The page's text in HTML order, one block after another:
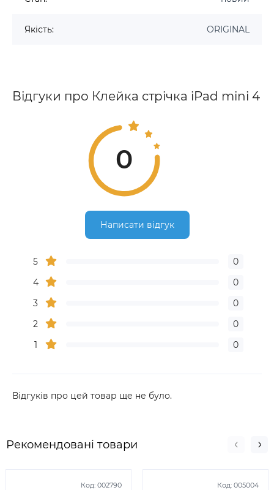
Якість: ORIGINAL
Відгуки про Клейка стрічка iPad mini 4
0
Написати відгук
5
0
4
0
3
0
2
0
1
0
Відгуків про цей товар ще не було.
Рекомендовані товари
Код: 002790 Код: 005004